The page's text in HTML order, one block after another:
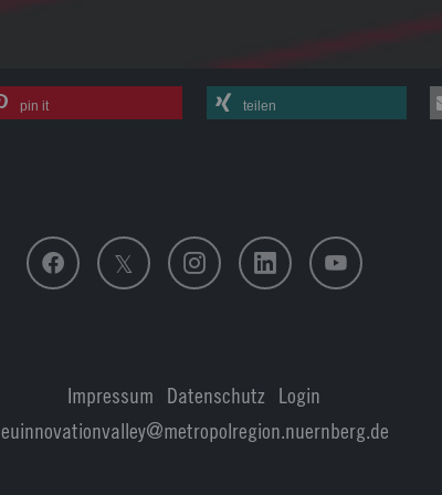
pin it teilen
Impressum Datenschutz
Login
euinnovationvalley@metropolregion.nuernberg.de